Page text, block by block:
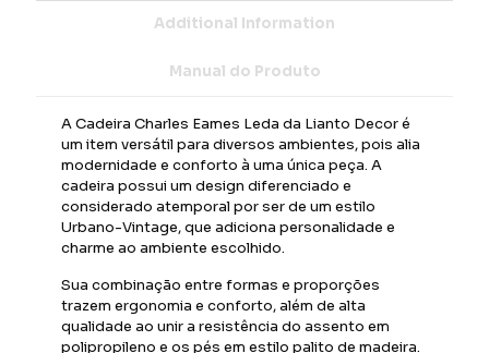
Additional Information
Manual do Produto
A Cadeira Charles Eames Leda da Lianto Decor é
um item versátil para diversos ambientes, pois alia
modernidade e conforto à uma única peça. A
cadeira possui um design diferenciado e
considerado atemporal por ser de um estilo
Urbano-Vintage, que adiciona personalidade e
charme ao ambiente escolhido.
Sua combinação entre formas e proporções
trazem ergonomia e conforto, além de alta
qualidade ao unir a resistência do assento em
polipropileno e os pés em estilo palito de madeira.